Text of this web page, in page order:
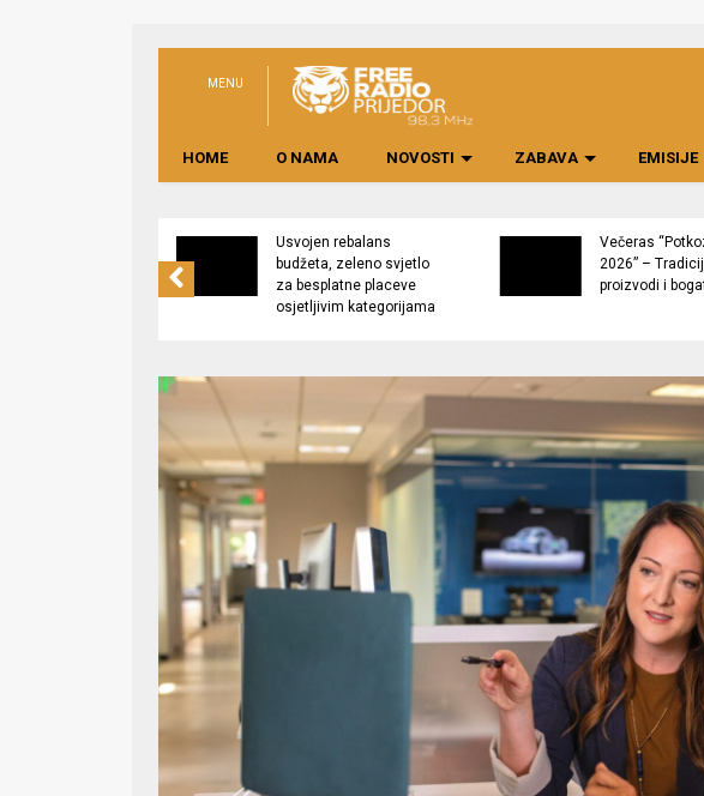
MENU
HOME O NAMA NOVOSTI ZABAVA EMISIJE
Usvojen rebalans
budžeta, zeleno svjetlo
za besplatne placeve
osjetljivim kategorijama
Večeras
2026” –
proizvodi i